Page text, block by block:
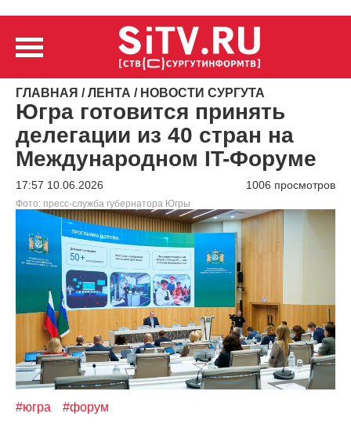
ГЛАВНАЯ /ЛЕНТА / НОВОСТИ СУРГУТА
Югра готовится принять
делегации из 40 стран на
Международном IT-Форуме
17:57 10.06.2026 1006 просмотров
Фото: пресс-служба губернатора Югры
#югра #форум